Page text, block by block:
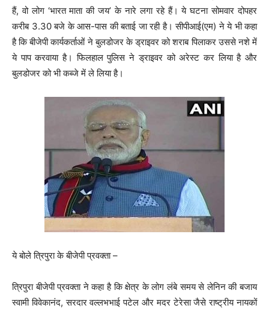
हैं, वो लोग ‘भारत माता की जय’ के नारे लगा रहे हैं। ये घटना सोमवार दोपहर
करीब 3.30 बजे के आस-पास की बताई जा रही है। सीपीआई(एम) ने ये भी कहा
है कि बीजेपी कार्यकर्ताओं ने बुलडोजर के ड्राइवर को शराब पिलाकर उससे नशे में
ये पाप करवाया है। फिलहाल पुलिस ने ड्राइवर को अरेस्ट कर लिया है और
बुलडोजर को भी कब्जे में ले लिया है।
ये बोले त्रिपुरा के बीजेपी प्रवक्ता –
त्रिपुरा बीजेपी प्रवक्ता ने कहा है कि क्षेत्र के लोग लंबे समय से लेनिन की बजाय
स्वामी विवेकानंद, सरदार वल्लभभाई पटेल और मदर टेरेसा जैसे राष्ट्रीय नायकों